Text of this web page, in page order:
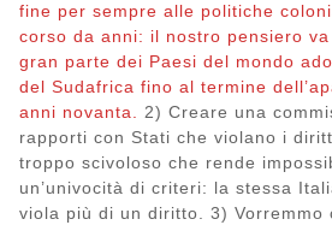
fine per sempre alle politiche
corso da anni: il nostro pensiero
gran parte dei Paesi del mondo
del Sudafrica fino al termine
anni novanta.
2) Creare una
rapporti con Stati che violano i
troppo scivoloso che rende
un’univocità di criteri: la stessa
viola più di un diritto. 3) Vorremmo